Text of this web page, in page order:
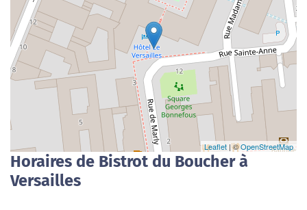
Leaflet | ©OpenStreetMap
Horaires de Bistrot du Boucher à
Versailles